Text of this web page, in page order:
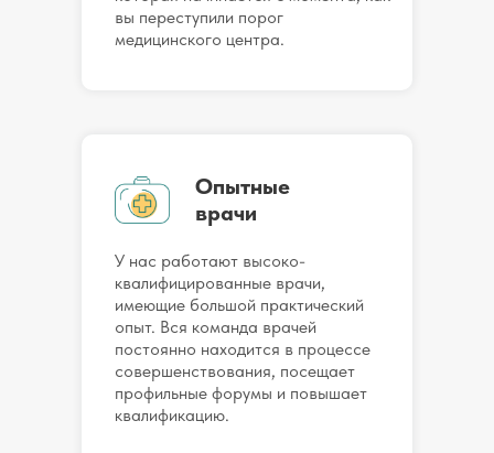
Опытные
врачи
У нас работают высоко-
квалифицированные врачи,
имеющие большой практический
опыт. Вся команда врачей
постоянно находится в процессе
совершенствования, посещает
профильные форумы и повышает
квалификацию.
вы переступили порог
медицинского центра.